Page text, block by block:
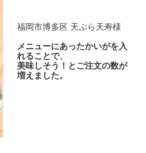
福岡市博多区 天ぷら天寿様
メニューにあったかいがを入
れることで、
美味しそう！とご注文の数が
増えました。